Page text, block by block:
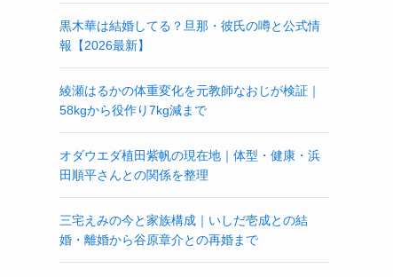
黒木華は結婚してる？旦那・彼氏の噂と公式情
報【2026最新】
綾瀬はるかの体重変化を元教師なおじが検証｜
58kgから役作り7kg減まで
オダウエダ植田紫帆の現在地｜体型・健康・浜
田順平さんとの関係を整理
三宅えみの今と家族構成｜いしだ壱成との結
婚・離婚から谷原章介との再婚まで